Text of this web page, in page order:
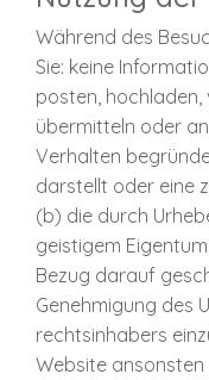
Während des
Sie: keine
posten,
übermitteln oder
Verhalten
darstellt oder eine
(b) die durch
geistigem
Bezug darauf
Genehmigung des
rechtsinhabers
Website ansonsten